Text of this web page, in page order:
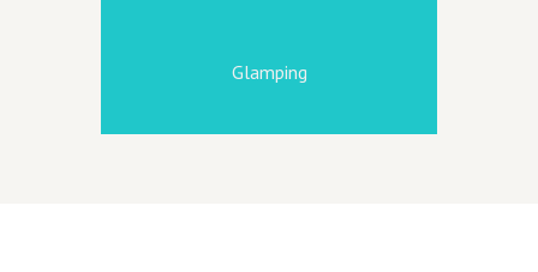
Glamping